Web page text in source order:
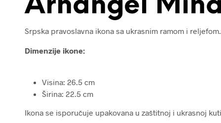
Arhangel
Srpska pravoslavna ikona sa ukrasnim ramom i reljefom.
Dimenzije ikone:
Visina: 26.5 cm
Širina: 22.5 cm
Ikona se isporučuje upakovana u zaštitnoj i ukrasnoj